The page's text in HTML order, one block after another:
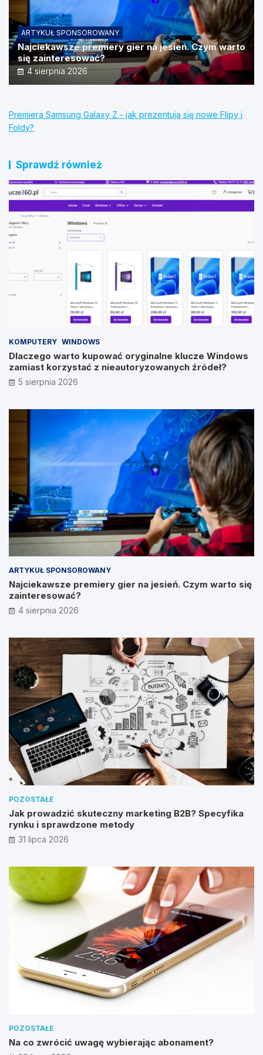
ARTYKUŁ SPONSOROWANY
Najciekawsze premiery gier na jesień. Czym warto
się zainteresować?
4 sierpnia 2026
Premiera Samsung Galaxy Z - jak prezentują się nowe Flipy i
Foldy?
Sprawdź również
KOMPUTERY WINDOWS
Dlaczego warto kupować oryginalne klucze Windows
zamiast korzystać z nieautoryzowanych źródeł?
5 sierpnia 2026
ARTYKUŁ SPONSOROWANY
Najciekawsze premiery gier na jesień. Czym warto się
zainteresować?
4 sierpnia 2026
POZOSTAŁE
Jak prowadzić skuteczny marketing B2B? Specyfika
rynku i sprawdzone metody
31 lipca 2026
POZOSTAŁE
Na co zwrócić uwagę wybierając abonament?